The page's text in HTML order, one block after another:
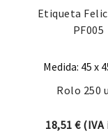
Etiqueta
PF005
Medida: 45 x
Rolo 250
18,51€(IVA